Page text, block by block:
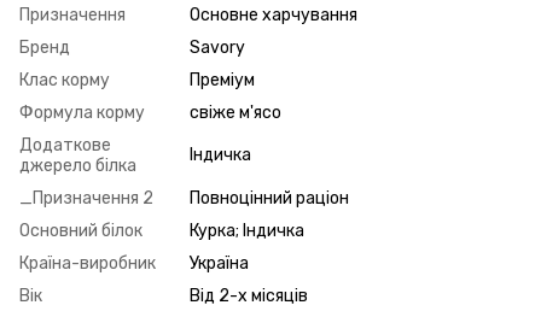
Призначення
Основне харчування
Бренд
Savory
Клас корму
Преміум
Формула корму
свіже м'ясо
Додаткове
джерело білка
Індичка
_Призначення 2
Повноцінний раціон
Основний білок
Курка; Індичка
Країна-виробник
Україна
Вік
Від 2-х місяців